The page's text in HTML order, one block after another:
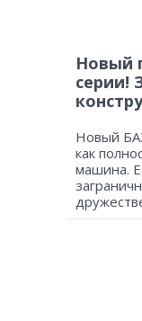
Новый
серии!
Новый
как
машина.